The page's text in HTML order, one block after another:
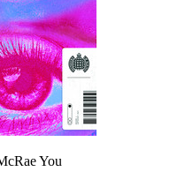
You